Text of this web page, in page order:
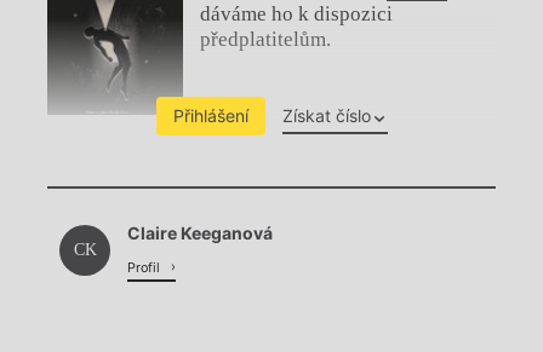
dáváme ho k dispozici
předplatitelům.
Přihlášení Získat číslo
Chviličku.
Načítá se.
CK
Claire Keeganová
Profil